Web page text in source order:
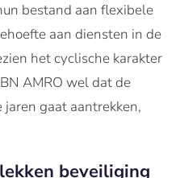
bestand aan flexibele
aan diensten in de
het cyclische karakter
AMRO wel dat de
gaat aantrekken,
beveiliging